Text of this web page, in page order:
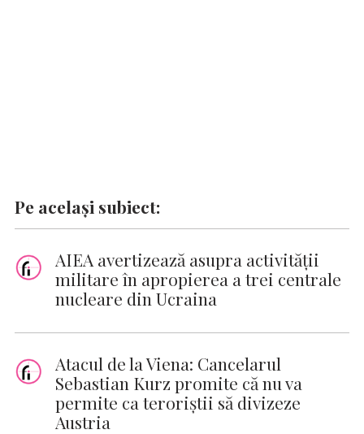
Pe același subiect:
AIEA avertizează asupra activităţii
militare în apropierea a trei centrale
nucleare din Ucraina
Atacul de la Viena: Cancelarul
Sebastian Kurz promite că nu va
permite ca teroriştii să divizeze
Austria